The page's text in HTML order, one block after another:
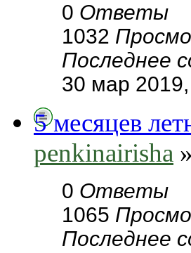
0 Ответы
1032
Последнее
30 мар
5 месяцев
penkinairisha
0 Ответы
1065
Последнее